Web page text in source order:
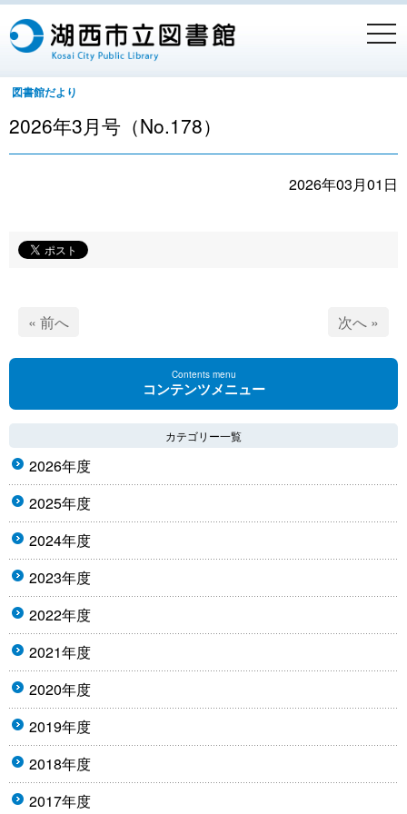
図書館だより
2026年3月号（No.178）
2026年03月01日
« 前へ 次へ »
Contents menu
コンテンツメニュー
カテゴリー一覧
2026年度
2025年度
2024年度
2023年度
2022年度
2021年度
2020年度
2019年度
2018年度
2017年度